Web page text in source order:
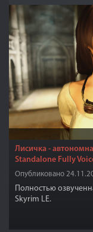
Лисичка -
Standalone Fully
Опубликовано
Полностью
Skyrim LE.